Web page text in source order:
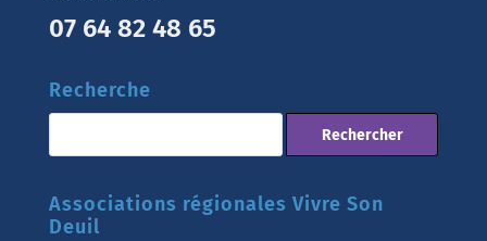
07 64 82 48 65
Recherche
Associations régionales Vivre Son
Deuil